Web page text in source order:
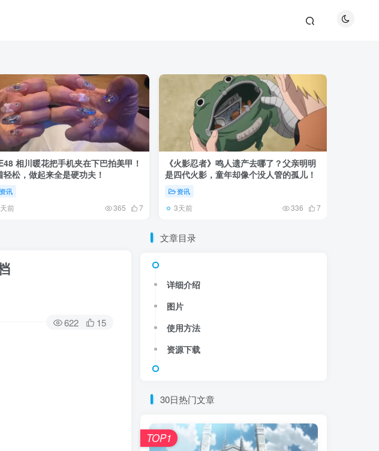
相川暖花把手机夹在下巴拍美甲！
轻松，做起来全是硬功夫！
资讯
前 365 7
《火影忍者》鸣人遗产去哪了？父亲明明
是四代火影，童年却像个没人管的孤儿！
资讯
3天前 336 7
622 15
文章目录
详细介绍
图片
使用方法
资源下载
30日热门文章
TOP1